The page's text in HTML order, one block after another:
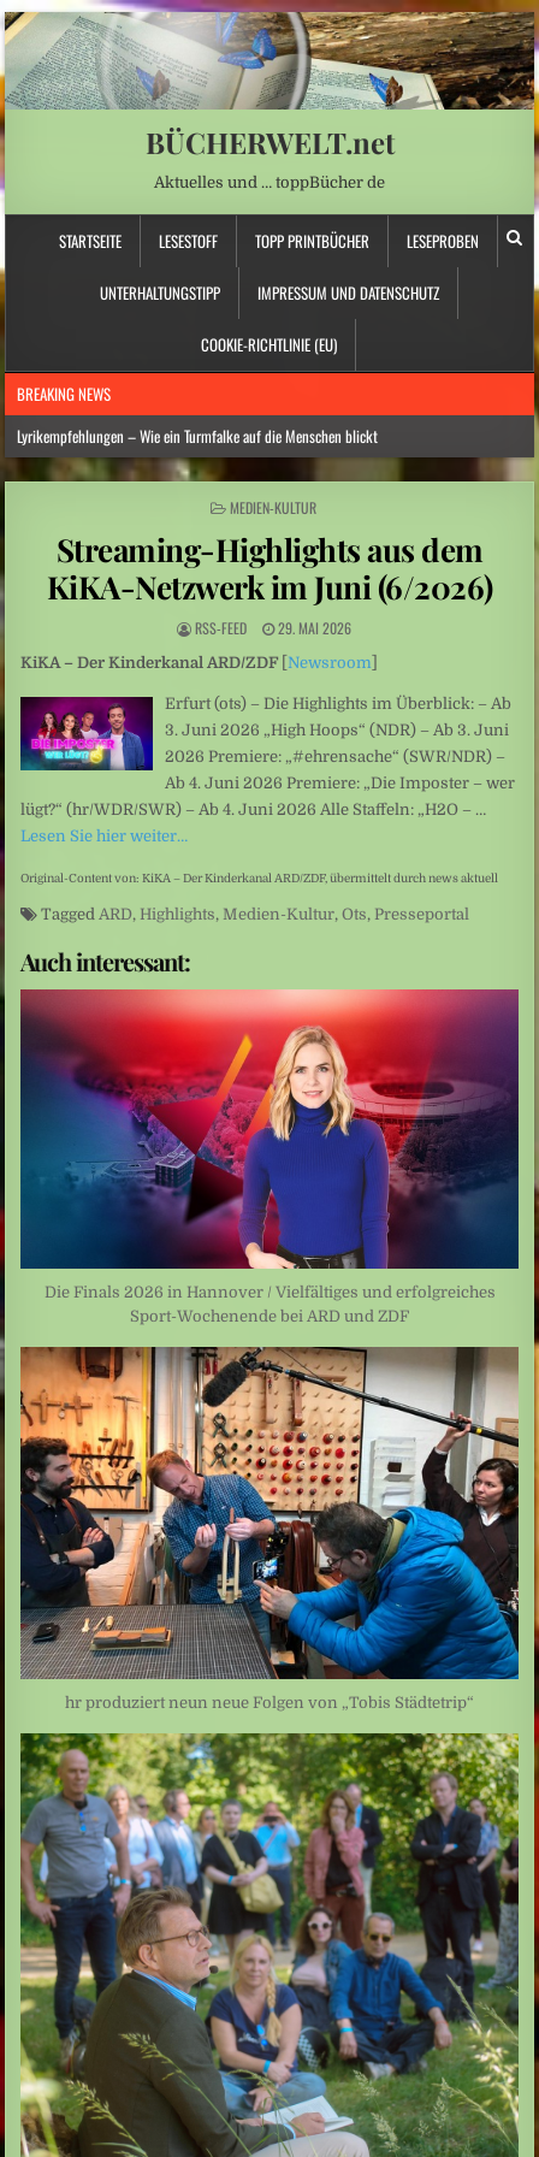
BÜCHERWELT.net
Aktuelles und … toppBücher de
STARTSEITE LESESTOFF TOPP PRINTBÜCHER LESEPROBEN
UNTERHALTUNGSTIPP IMPRESSUM UND DATENSCHUTZ
COOKIE-RICHTLINIE (EU)
BREAKING NEWS
Lyrikempfehlungen – Wie ein Turmfalke auf die Menschen blickt
Hitzewelle: Wasserknappheit zwingt Berghütten zu drastischen Einschränkungen
Mittelamerika: Hochaktiver Vulkan in Guatemala erneut ausgebrochen
Indonesien: Wenn die Kobra in die Küche kommt
Leute: Glaub mir, ich kann gut lügen
POSTED
MEDIEN-KULTUR
Streaming-Highlights aus dem
KiKA-Netzwerk im Juni (6/2026)
RSS-FEED 29. MAI 2026
KiKA – Der Kinderkanal ARD/ZDF[Newsroom]
Erfurt (ots) – Die Highlights im Überblick: – Ab
3. Juni 2026 „High Hoops“ (NDR) – Ab 3. Juni
2026 Premiere: „#ehrensache“ (SWR/NDR) –
Ab 4. Juni 2026 Premiere: „Die Imposter – wer
lügt?“ (hr/WDR/SWR) – Ab 4. Juni 2026 Alle Staffeln: „H2O – …
Lesen Sie hier weiter…
Original-Content von: KiKA – Der Kinderkanal ARD/ZDF, übermittelt durch news aktuell
Tagged ARD, Highlights, Medien-Kultur,Ots, Presseportal
Auch interessant:
Die Finals 2026 in Hannover / Vielfältiges und erfolgreiches
Sport-Wochenende bei ARD und ZDF
hr produziert neun neue Folgen von „Tobis Städtetrip“